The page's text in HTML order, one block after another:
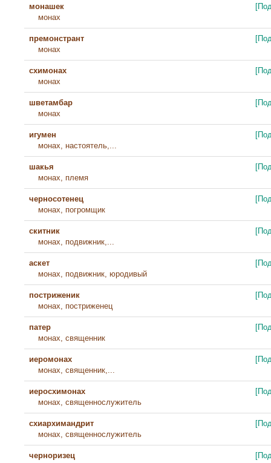
монашек
монах
премонстрант
монах
схимонах
монах
шветамбар
монах
игумен
монах, настоятель,...
шакья
монах, племя
черносотенец
монах, погромщик
скитник
монах, подвижник,...
аскет
монах, подвижник, юродивый
постриженик
монах, постриженец
патер
монах, священник
иеромонах
монах, священник,...
иеросхимонах
монах, священнослужитель
схиархимандрит
монах, священнослужитель
черноризец